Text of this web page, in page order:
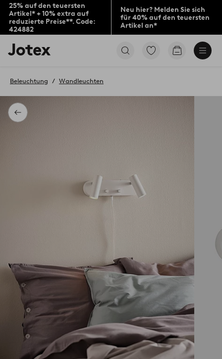
25% auf den teuersten
Artikel* + 10% extra auf
reduzierte Preise**. Code:
424882
Neu hier? Melden Sie sich
für 40% auf den teuersten
Artikel an*
Jotex-
Logo
Startseite
Zu
Produkten
Zum
Zurück
Beleuchtung Wandleuchten